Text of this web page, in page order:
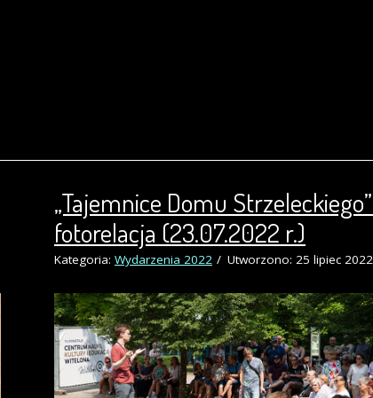
„Tajemnice Domu
fotorelacja (23.07.2022 r.)
Kategoria: Wydarzenia 2022 Utworzono: 25 lipiec 2022